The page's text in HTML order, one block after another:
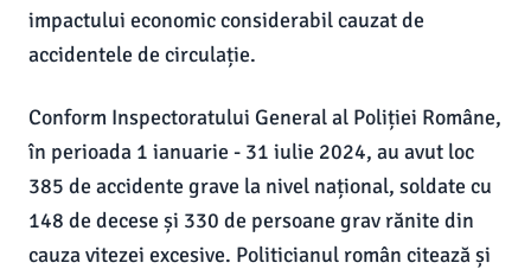
impactului economic considerabil cauzat de
accidentele de circulație.
Conform Inspectoratului General al Poliției Române,
în perioada 1 ianuarie - 31 iulie 2024, au avut loc
385 de accidente grave la nivel național, soldate cu
148 de decese și 330 de persoane grav rănite din
cauza vitezei excesive. Politicianul român citează și